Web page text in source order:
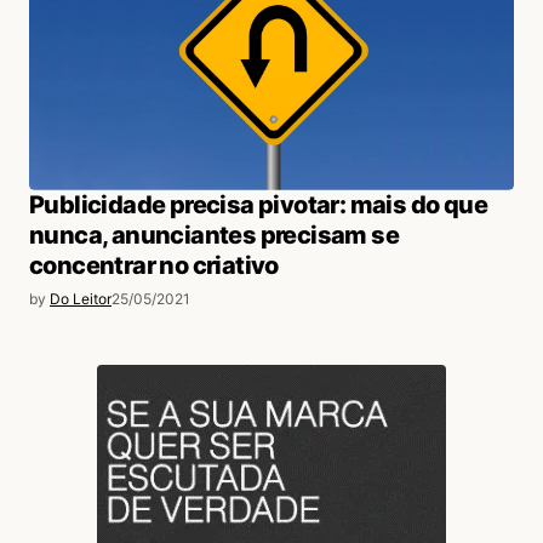
Publicidade precisa pivotar: mais do que
nunca, anunciantes precisam se
concentrar no criativo
by Do Leitor25/05/2021